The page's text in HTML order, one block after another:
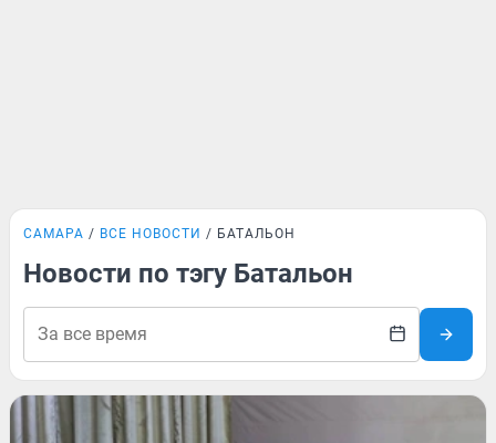
САМАРА ВСЕ НОВОСТИ БАТАЛЬОН
Новости по тэгу Батальон